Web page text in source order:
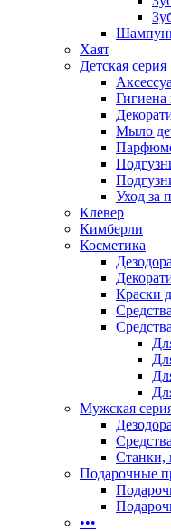
Хаят
Детская серия
Гигиена
Мыло
Уход за
Клевер
Кимберли
Косметика
Краски
Мужская
Станки,
Подарочные
•••